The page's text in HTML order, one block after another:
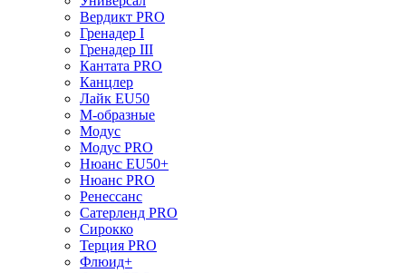
Вердикт PRO
Гренадер I
Гренадер III
Кантата PRO
Канцлер
Лайк EU50
М-образные
Модус
Модус PRO
Нюанс EU50+
Нюанс PRO
Ренессанс
Сатерленд PRO
Сирокко
Терция PRO
Флюид+